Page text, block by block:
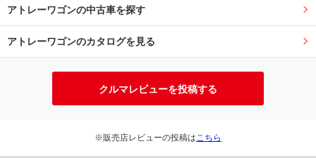
アトレーワゴンの中古車を探す
アトレーワゴンのカタログを見る
クルマレビューを投稿する
※販売店レビューの投稿は こちら